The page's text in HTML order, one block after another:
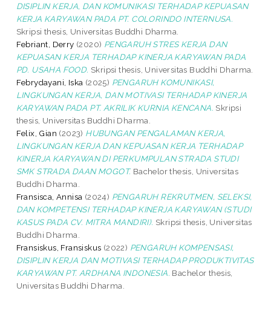
DISIPLIN KERJA, DAN KOMUNIKASI TERHADAP KEPUASAN
KERJA KARYAWAN PADA PT. COLORINDO INTERNUSA.
Skripsi thesis, Universitas Buddhi Dharma.
Febriant, Derry (2020) PENGARUH STRES KERJA DAN
KEPUASAN KERJA TERHADAP KINERJA KARYAWAN PADA
PD. USAHA FOOD. Skripsi thesis, Universitas Buddhi Dharma.
Febrydayani, Iska (2025) PENGARUH KOMUNIKASI,
LINGKUNGAN KERJA, DAN MOTIVASI TERHADAP KINERJA
KARYAWAN PADA PT. AKRILIK KURNIA KENCANA. Skripsi
thesis, Universitas Buddhi Dharma.
Felix, Gian (2023) HUBUNGAN PENGALAMAN KERJA,
LINGKUNGAN KERJA DAN KEPUASAN KERJA TERHADAP
KINERJA KARYAWAN DI PERKUMPULAN STRADA STUDI
SMK STRADA DAAN MOGOT. Bachelor thesis, Universitas
Buddhi Dharma.
Fransisca, Annisa (2024) PENGARUH REKRUTMEN, SELEKSI,
DAN KOMPETENSI TERHADAP KINERJA KARYAWAN (STUDI
KASUS PADA CV. MITRA MANDIRI). Skripsi thesis, Universitas
Buddhi Dharma.
Fransiskus, Fransiskus (2022) PENGARUH KOMPENSASI,
DISIPLIN KERJA DAN MOTIVASI TERHADAP PRODUKTIVITAS
KARYAWAN PT. ARDHANA INDONESIA. Bachelor thesis,
Universitas Buddhi Dharma.